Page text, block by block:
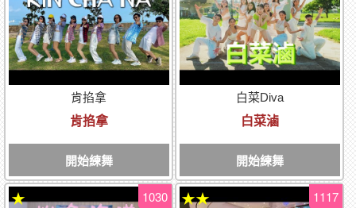
肯掐拿
肯掐拿
開始練舞
白菜Diva
白菜滷
開始練舞
1030
★ 1117
★★